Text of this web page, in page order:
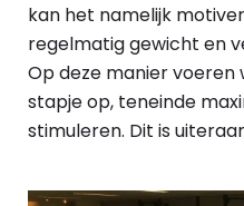
kan het namelijk
regelmatig gewicht en
Op deze manier voeren
stapje op, teneinde
stimuleren. Dit is